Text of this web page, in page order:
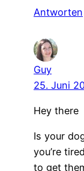
Antworten
Guy
25. Juni
Hey there
Is your
you’re
to get